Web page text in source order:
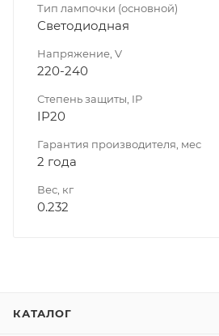
Тип лампочки (основной)
Светодиодная
Напряжение, V
220-240
Степень защиты, IP
IP20
Гарантия производителя, мес
2 года
Вес, кг
0.232
КАТАЛОГ